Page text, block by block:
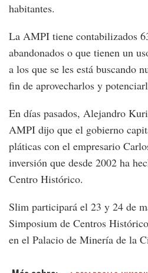
habitantes.
La AMPI tiene contabilizados
abandonados o que tienen un
a los que se les está buscando
fin de aprovecharlos y
En días pasados, Alejandro
AMPI dijo que el gobierno
pláticas con el empresario
inversión que desde 2002 ha
Centro Histórico.
Slim participará el 23 y 24 de
Simposium de Centros
en el Palacio de Minería de la